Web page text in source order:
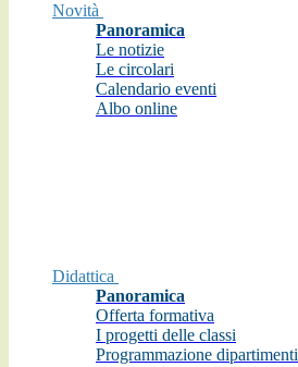
Novità
Panoramica
Le notizie
Le circolari
Calendario eventi
Albo online
Didattica
Panoramica
Offerta formativa
I progetti delle classi
Programmazione dipartimenti